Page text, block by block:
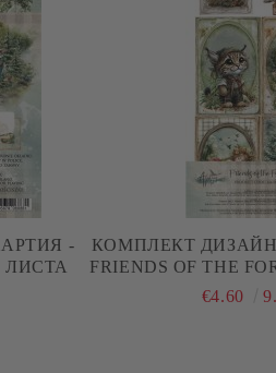
-
ЛИСТА
КОМПЛЕКТ
FRIENDS OF THE
6
€4.60